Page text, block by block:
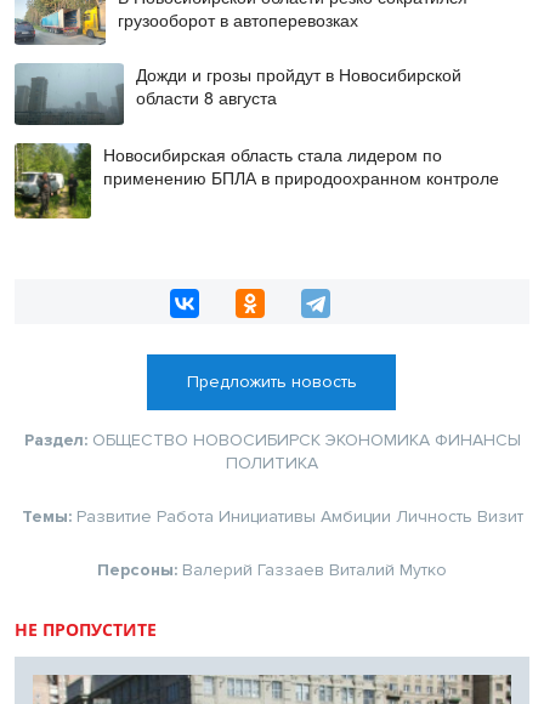
грузооборот в автоперевозках
Дожди и грозы пройдут в Новосибирской
области 8 августа
Новосибирская область стала лидером по
применению БПЛА в природоохранном контроле
Предложить новость
Раздел: ОБЩЕСТВО НОВОСИБИРСК ЭКОНОМИКА ФИНАНСЫ
ПОЛИТИКА
Темы: Развитие Работа Инициативы Амбиции Личность Визит
Персоны: Валерий Газзаев Виталий Мутко
НЕ ПРОПУСТИТЕ